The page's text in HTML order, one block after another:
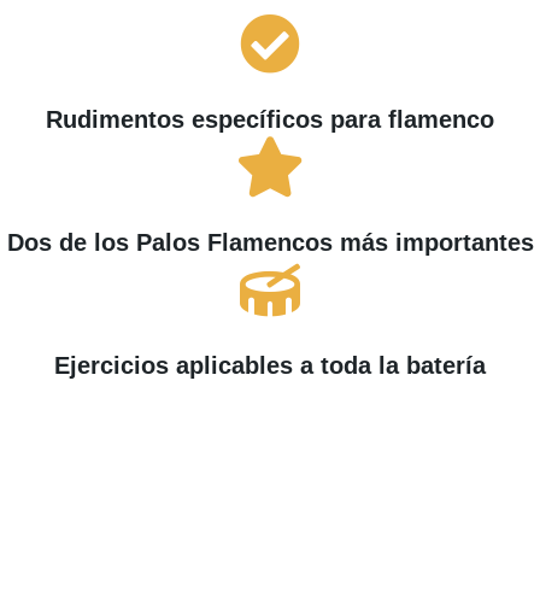
Rudimentos específicos para flamenco
Dos de los Palos Flamencos más importantes
Ejercicios aplicables a toda la batería